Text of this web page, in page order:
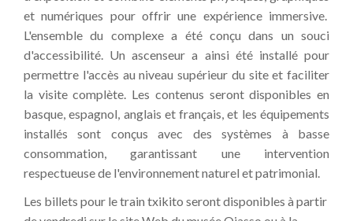
et numériques pour offrir une expérience immersive.
L'ensemble du complexe a été conçu dans un souci
d'accessibilité. Un ascenseur a ainsi été installé pour
permettre l'accès au niveau supérieur du site et faciliter
la visite complète. Les contenus seront disponibles en
basque, espagnol, anglais et français, et les équipements
installés sont conçus avec des systèmes à basse
consommation, garantissant une intervention
respectueuse de l'environnement naturel et patrimonial.
Les billets pour le train txikito seront disponibles à partir